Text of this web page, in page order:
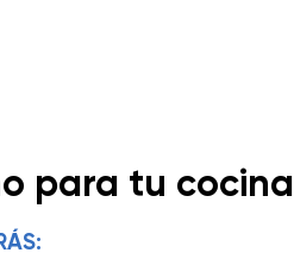
para tu cocina